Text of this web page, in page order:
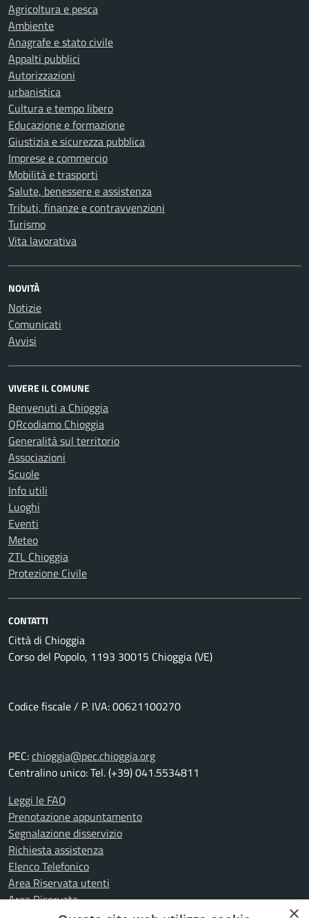
Agricoltura e pesca
Ambiente
Anagrafe e stato civile
Appalti pubblici
Autorizzazioni
urbanistica
Cultura e tempo libero
Educazione e formazione
Giustizia e sicurezza pubblica
Imprese e commercio
Mobilità e trasporti
Salute, benessere e assistenza
Tributi, finanze e contravvenzioni
Turismo
Vita lavorativa
NOVITÀ
Notizie
Comunicati
Avvisi
VIVERE IL COMUNE
Benvenuti a Chioggia
QRcodiamo Chioggia
Generalità sul territorio
Associazioni
Scuole
Info utili
Luoghi
Eventi
Meteo
ZTL Chioggia
Protezione Civile
CONTATTI
Città di Chioggia
Corso del Popolo, 1193 30015 Chioggia (VE)
Codice fiscale / P. IVA: 00621100270
PEC:chioggia@pec.chioggia.org
Centralino unico: Tel. (+39) 041.5534811
Leggi le FAQ
Prenotazione appuntamento
Segnalazione disservizio
Richiesta assistenza
Elenco Telefonico
Area Riservata utenti
Area Riservata
×